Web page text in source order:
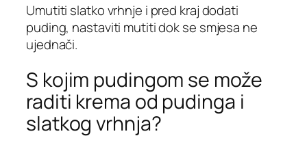
Umutiti slatko vrhnje i pred kraj dodati
puding, nastaviti mutiti dok se smjesa ne
ujednači.
S kojim pudingom se može
raditi krema od pudinga i
slatkog vrhnja?